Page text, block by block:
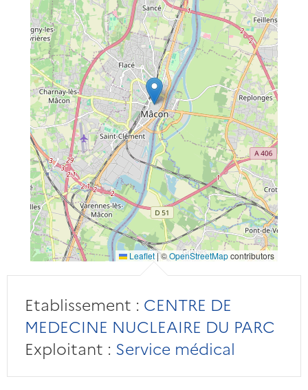
Leaflet|©OpenStreetMapcontributors
Etablissement : CENTRE DE
MEDECINE NUCLEAIRE DU PARC
Exploitant : Service médical